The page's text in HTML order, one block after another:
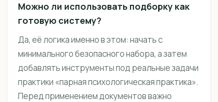
Можно ли использовать подборку как
готовую систему?
Да, её логика именно в этом: начать с
минимального безопасного набора, а затем
добавлять инструменты под реальные задачи
практики «парная психологическая практика».
Перед применением документов важно